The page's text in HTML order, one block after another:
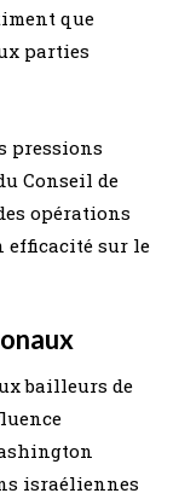
que
parties
pressions
Conseil de
opérations
efficacité sur le
bailleurs de
israéliennes